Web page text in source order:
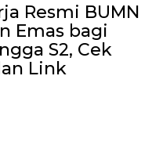
Resmi BUMN
Emas bagi
S2, Cek
Link